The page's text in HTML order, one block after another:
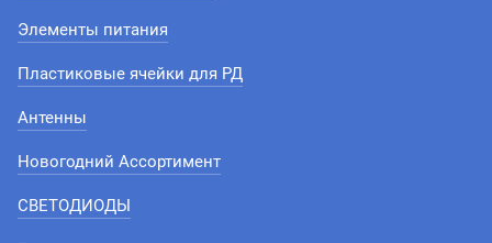
Элементы питания
Пластиковые ячейки для РД
Антенны
Новогодний Ассортимент
СВЕТОДИОДЫ